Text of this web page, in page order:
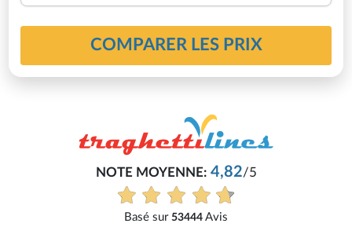
COMPARER LES PRIX
Philippe
Très bon service, tout s'est bien
Voir tous les avis